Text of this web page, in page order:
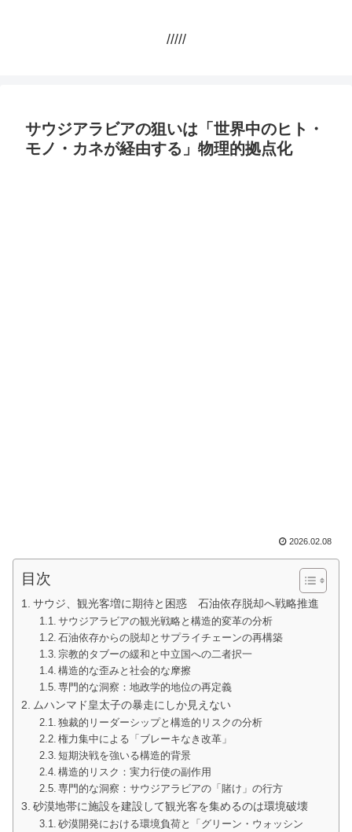
/////
サウジアラビアの狙いは「世界中のヒト・
モノ・カネが経由する」物理的拠点化
2026.02.08
目次
サウジ、観光客増に期待と困惑 石油依存脱却へ戦略推進
サウジアラビアの観光戦略と構造的変革の分析
石油依存からの脱却とサプライチェーンの再構築
宗教的タブーの緩和と中立国への二者択一
構造的な歪みと社会的な摩擦
専門的な洞察：地政学的地位の再定義
ムハンマド皇太子の暴走にしか見えない
独裁的リーダーシップと構造的リスクの分析
権力集中による「ブレーキなき改革」
短期決戦を強いる構造的背景
構造的リスク：実力行使の副作用
専門的な洞察：サウジアラビアの「賭け」の行方
砂漠地帯に施設を建設して観光客を集めるのは環境破壊
砂漠開発における環境負荷と「グリーン・ウォッシン